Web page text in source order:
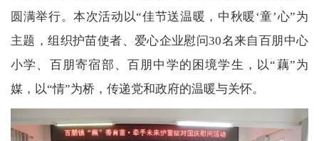
圆满举行。本次活动以“佳节送温暖，中秋暖‘童’心”为
主题，组织护苗使者、爱心企业慰问30名来自百朋中心
小学、百朋寄宿部、百朋中学的困境学生，以“藕”为
媒，以“情”为桥，传递党和政府的温暖与关怀。